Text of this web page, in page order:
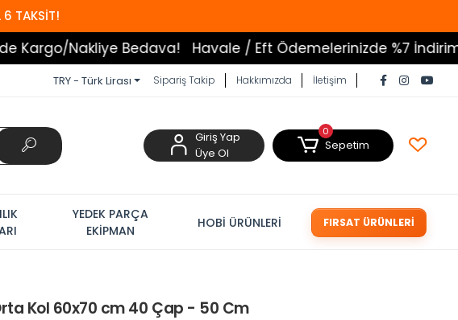
6 TAKSİT!
Nakliye Bedava! Havale / Eft Ödemelerinizde %7 İndirim Tüm
TRY - Türk Lirası Sipariş Takip Hakkımızda İletişim
Giriş Yap
Üye Ol
0
Sepetim
YEDEK PARÇA
EKİPMAN
HOBİ ÜRÜNLERİ FIRSAT ÜRÜNLERİ
Kol 60x70 cm 40 Çap - 50 Cm